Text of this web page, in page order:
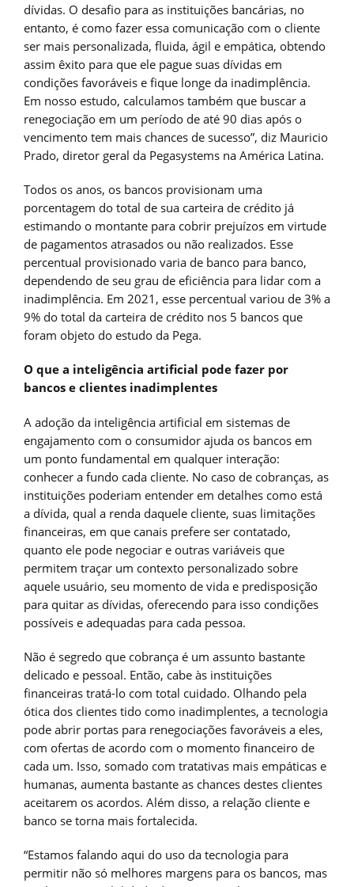
dívidas. O desafio para as instituições bancárias, no
entanto, é como fazer essa comunicação com o cliente
ser mais personalizada, fluida, ágil e empática, obtendo
assim êxito para que ele pague suas dívidas em
condições favoráveis e fique longe da inadimplência.
Em nosso estudo, calculamos também que buscar a
renegociação em um período de até 90 dias após o
vencimento tem mais chances de sucesso”, diz Mauricio
Prado, diretor geral da Pegasystems na América Latina.
Todos os anos, os bancos provisionam uma
porcentagem do total de sua carteira de crédito já
estimando o montante para cobrir prejuízos em virtude
de pagamentos atrasados ou não realizados. Esse
percentual provisionado varia de banco para banco,
dependendo de seu grau de eficiência para lidar com a
inadimplência. Em 2021, esse percentual variou de 3% a
9% do total da carteira de crédito nos 5 bancos que
foram objeto do estudo da Pega.
O que a inteligência artificial pode fazer por
bancos e clientes inadimplentes
A adoção da inteligência artificial em sistemas de
engajamento com o consumidor ajuda os bancos em
um ponto fundamental em qualquer interação:
conhecer a fundo cada cliente. No caso de cobranças, as
instituições poderiam entender em detalhes como está
a dívida, qual a renda daquele cliente, suas limitações
financeiras, em que canais prefere ser contatado,
quanto ele pode negociar e outras variáveis que
permitem traçar um contexto personalizado sobre
aquele usuário, seu momento de vida e predisposição
para quitar as dívidas, oferecendo para isso condições
possíveis e adequadas para cada pessoa.
Não é segredo que cobrança é um assunto bastante
delicado e pessoal. Então, cabe às instituições
financeiras tratá-lo com total cuidado. Olhando pela
ótica dos clientes tido como inadimplentes, a tecnologia
pode abrir portas para renegociações favoráveis a eles,
com ofertas de acordo com o momento financeiro de
cada um. Isso, somado com tratativas mais empáticas e
humanas, aumenta bastante as chances destes clientes
aceitarem os acordos. Além disso, a relação cliente e
banco se torna mais fortalecida.
“Estamos falando aqui do uso da tecnologia para
permitir não só melhores margens para os bancos, mas